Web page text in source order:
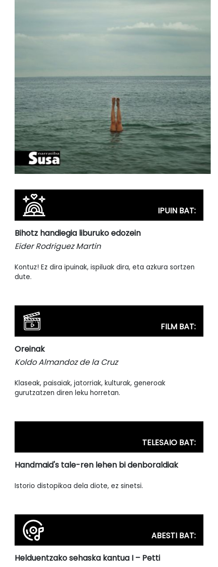
IPUIN BAT:
Bihotz handiegia liburuko edozein
Eider Rodriguez Martin
Kontuz! Ez dira ipuinak, ispiluak dira, eta azkura sortzen
dute.
FILM BAT:
Oreinak
Koldo Almandoz de la Cruz
Klaseak, paisaiak, jatorriak, kulturak, generoak
gurutzatzen diren leku horretan.
TELESAIO BAT:
Handmaid's tale-ren lehen bi denboraldiak
Istorio distopikoa dela diote, ez sinetsi.
ABESTI BAT:
Helduentzako sehaska kantua I – Petti